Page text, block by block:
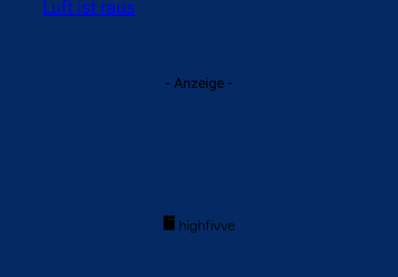
Luft ist raus
- Anzeige -